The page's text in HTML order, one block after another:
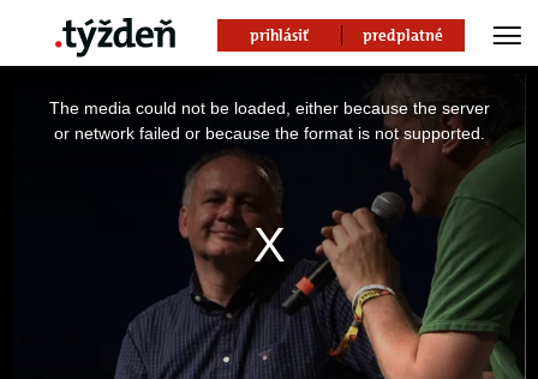
prihlásiť predplatné
window.
The media could not be loaded, either because the server
or network failed or because the format is not supported.